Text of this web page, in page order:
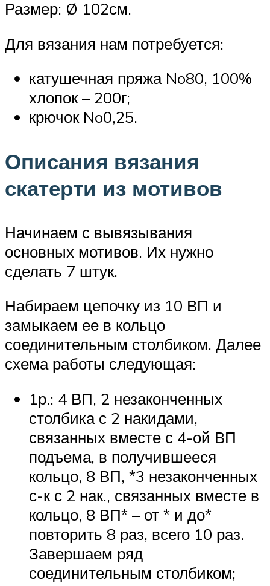
Размер: Ø 102см.
Для вязания нам потребуется:
катушечная пряжа No80, 100%
хлопок – 200г;
крючок No0,25.
Описания вязания
скатерти из мотивов
Начинаем с вывязывания
основных мотивов. Их нужно
сделать 7 штук.
Набираем цепочку из 10 ВП и
замыкаем ее в кольцо
соединительным столбиком. Далее
схема работы следующая:
1р.: 4 ВП, 2 незаконченных
столбика с 2 накидами,
связанных вместе с 4-ой ВП
подъема, в получившееся
кольцо, 8 ВП, *3 незаконченных
с-к с 2 нак., связанных вместе в
кольцо, 8 ВП* – от * и до*
повторить 8 раз, всего 10 раз.
Завершаем ряд
соединительным столбиком;